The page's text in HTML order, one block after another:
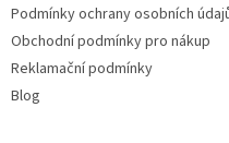
Podmínky ochrany osobních
Obchodní podmínky pro nákup
Reklamační podmínky
Blog